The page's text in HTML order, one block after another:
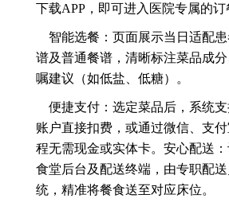
下载APP，即可进入医院专属的订
智能选餐：页面展示当日适配
谱及普通餐谱，清晰标注菜品成
嘱建议（如低盐、低糖）。
便捷支付：选定菜品后，系统
账户直接扣费，或通过微信、支
程无需现金或实体卡。安心配送
食堂后台及配送终端，由专职配
统，精准将餐食送至对应床位。